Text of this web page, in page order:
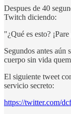
Despues de 40
Twitch diciendo:
"¿Qué es esto?
Segundos antes aún
cuerpo sin vida
El siguiente tweet
servicio secreto:
https://twitter.com/